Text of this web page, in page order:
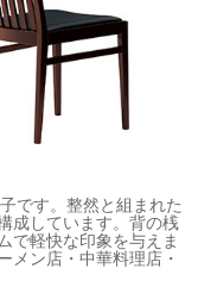
です。整然と組まれた
成しています。背の桟
で軽快な印象を与えま
メン店・中華料理店・